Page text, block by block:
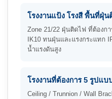
โรงงานแป้ง โรงสี พื้นที่ฝุ่
Zone 21/22 ฝุ่นติดไฟ ที่ต้องก
IK10 ทนฝุ่นและแรงกระแทก
น้ำแรงดันสูง
โรงงานที่ต้องการ 5 รูปแบ
Ceiling / Trunnion / Wall